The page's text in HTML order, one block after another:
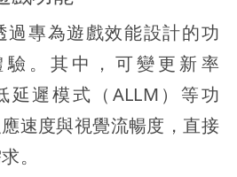
過專為遊戲效能設計的功
。其中，可變更新率
延遲模式（ALLM）等功
速度與視覺流暢度，直接
。